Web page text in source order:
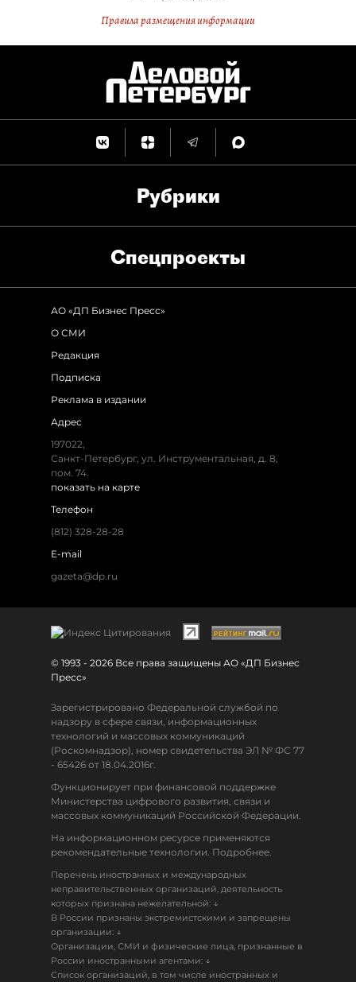
Правила размещения информации
Рубрики
Спец­проекты
АО «ДП Бизнес Пресс»
О СМИ
Редакция
Подписка
Реклама в издании
Адрес
197022,
Санкт-Петербург, ул. Инструментальная, д. 8,
пом. 74.
показать на карте
Телефон
(812) 328-28-28
E-mail
gazeta@dp.ru
© 1993 - 2026 Все права защищены АО «ДП Бизнес
Пресс»
Зарегистрировано Федеральной службой по
надзору в сфере связи, информационных
технологий и массовых коммуникаций
(Роскомнадзор), номер свидетельства ЭЛ № ФС 77
- 65426 от 18.04.2016г.
Функционирует при финансовой поддержке
Министерства цифрового развития, связи и
массовых коммуникаций Российской Федерации.
На информационном ресурсе применяются
рекомендательные технологии. Подробнее.
Перечень иностранных и международных
неправительственных организаций, деятельность
которых признана нежелательной: ↓
В России признаны экстремистскими и запрещены
организации: ↓
Организации, СМИ и физические лица, признанные в
России иностранными агентами: ↓
Список организаций, в том числе иностранных и